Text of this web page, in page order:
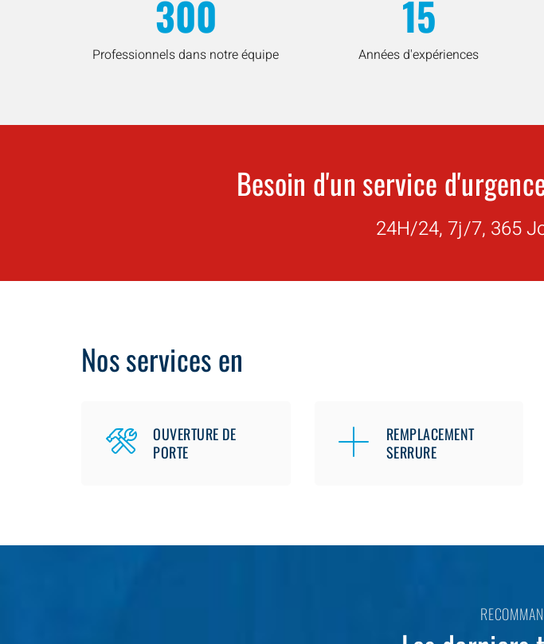
300
Professionnels dans notre équipe
15
Années d'expériences
Besoin d'un service
24H/24, 7j/7, 365
Nos services en
OUVERTURE DE
PORTE
REMPLACEMENT
SERRURE